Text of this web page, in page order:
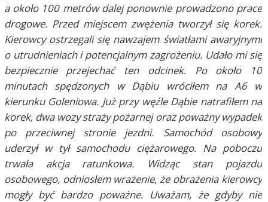
a około 100 metrów dalej ponownie prowadzono prace
drogowe. Przed miejscem zwężenia tworzył się korek.
Kierowcy ostrzegali się nawzajem światłami awaryjnymi
o utrudnieniach i potencjalnym zagrożeniu. Udało mi się
bezpiecznie przejechać ten odcinek. Po około 10
minutach spędzonych w Dąbiu wróciłem na A6 w
kierunku Goleniowa. Już przy węźle Dąbie natrafiłem na
korek, dwa wozy straży pożarnej oraz poważny wypadek
po przeciwnej stronie jezdni. Samochód osobowy
uderzył w tył samochodu ciężarowego. Na poboczu
trwała akcja ratunkowa. Widząc stan pojazdu
osobowego, odniosłem wrażenie, że obrażenia kierowcy
mogły być bardzo poważne. Uważam, że gdyby nie